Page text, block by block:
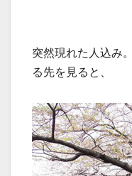
突然現れた人込み
る先を見ると、